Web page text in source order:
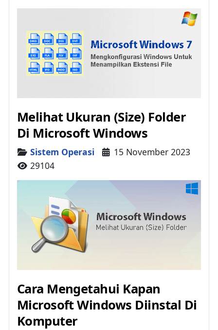
Melihat Ukuran (Size) Folder
Di Microsoft Windows
Details
Sistem Operasi
15 November 2023
29104
Cara Mengetahui Kapan
Microsoft Windows Diinstal Di
Komputer